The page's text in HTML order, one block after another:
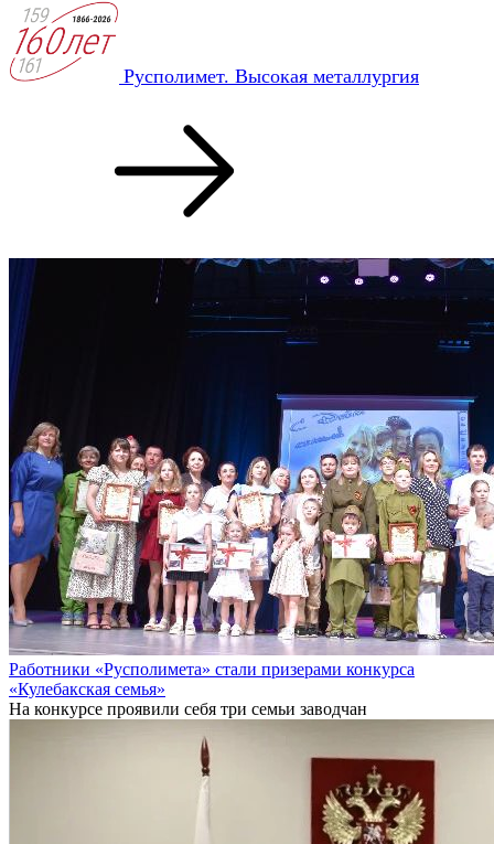
Русполимет. Высокая металлургия
Работники «Русполимета» стали призерами конкурса
«Кулебакская семья»
На конкурсе проявили себя три семьи заводчан